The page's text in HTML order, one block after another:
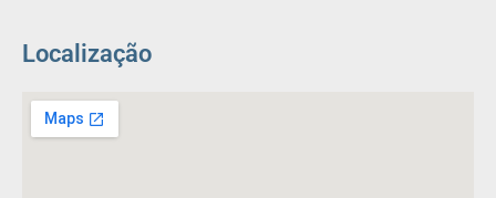
Localização